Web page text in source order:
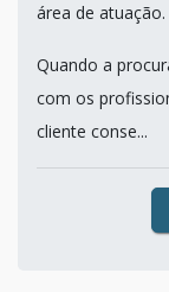
área de atuação.
Quando a
com os
cliente conse...